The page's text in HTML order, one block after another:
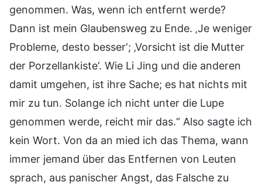
genommen. Was, wenn ich entfernt werde?
Dann ist mein Glaubensweg zu Ende. ‚Je weniger
Probleme, desto besser‘; ‚Vorsicht ist die Mutter
der Porzellankiste‘. Wie Li Jing und die anderen
damit umgehen, ist ihre Sache; es hat nichts mit
mir zu tun. Solange ich nicht unter die Lupe
genommen werde, reicht mir das.“ Also sagte ich
kein Wort. Von da an mied ich das Thema, wann
immer jemand über das Entfernen von Leuten
sprach, aus panischer Angst, das Falsche zu